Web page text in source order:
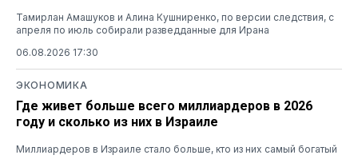
Тамирлан Амашуков и Алина Кушниренко, по версии следствия, с
апреля по июль собирали разведданные для Ирана
06.08.2026 17:30
ЭКОНОМИКА
Где живет больше всего миллиардеров в 2026
году и сколько из них в Израиле
Миллиардеров в Израиле стало больше, кто из них самый богатый